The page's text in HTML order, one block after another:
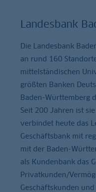
Landesbank
Die Landesbank
an rund 160
mittelständischen
größten Banken
Baden-Württemberg
Seit 200 Jahren ist
verbindet heute das
Geschäftsbank mit
mit der Baden-
als Kundenbank das
Privatkunden/
Geschäftskunden